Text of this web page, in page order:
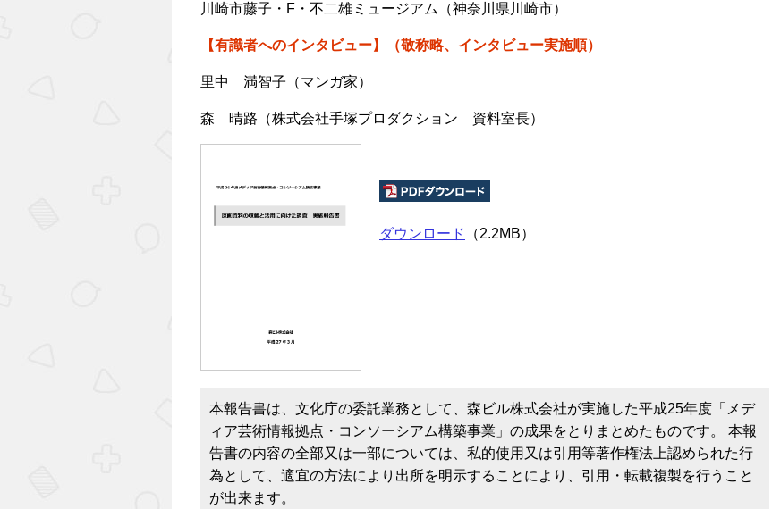
川崎市藤子・F・不二雄ミュージアム（神奈川県川崎市）
【有識者へのインタビュー】（敬称略、インタビュー実施順）
里中 満智子（マンガ家）
森 晴路（株式会社手塚プロダクション 資料室長）
ダウンロード （2.2MB）
本報告書は、文化庁の委託業務として、森ビル株式会社が実施した平成25年度「メデ
ィア芸術情報拠点・コンソーシアム構築事業」の成果をとりまとめたものです。 本報
告書の内容の全部又は一部については、私的使用又は引用等著作権法上認められた行
為として、適宜の方法により出所を明示することにより、引用・転載複製を行うこと
が出来ます。